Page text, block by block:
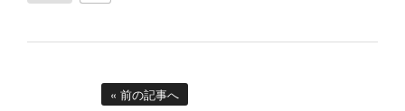
« 前の記事へ